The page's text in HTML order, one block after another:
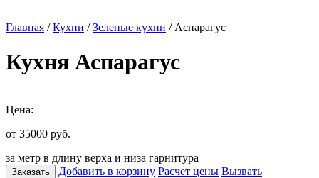
Главная /Кухни /Зеленые кухни / Аспарагус
Кухня Аспарагус
Цена:
от 35000 руб.
за метр в длину верха и низа гарнитура
Заказать Добавить в корзину Расчет цены Вызвать